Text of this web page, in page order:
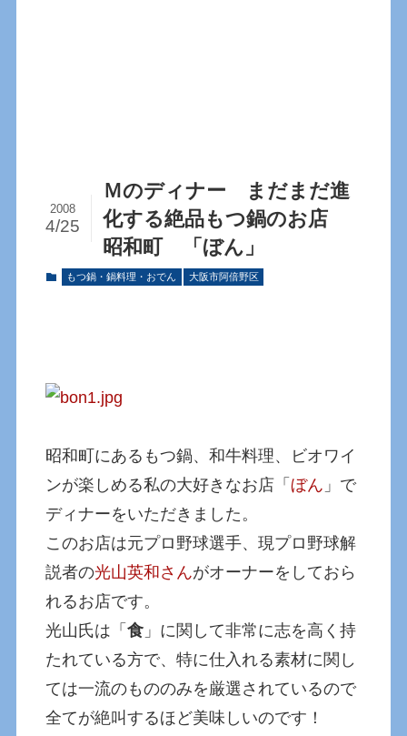
Ｍのディナー まだまだ進
化する絶品もつ鍋のお店
昭和町 「ぼん」
2008
4/25
もつ鍋・鍋料理・おでん 大阪市阿倍野区
昭和町にあるもつ鍋、和牛料理、ビオワイ
ンが楽しめる私の大好きなお店「ぼん 」で
ディナーをいただきました。
このお店は元プロ野球選手、現プロ野球解
説者の光山英和さんがオーナーをしておら
れるお店です。
光山氏は「食 」に関して非常に志を高く持
たれている方で、特に仕入れる素材に関し
ては一流のもののみを厳選されているので
全てが絶叫するほど美味しいのです！